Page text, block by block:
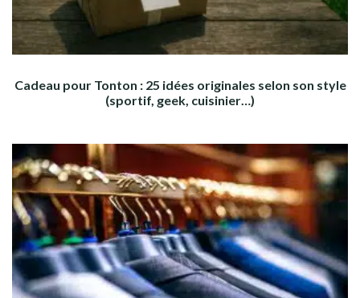
Cadeau pour Tonton : 25 idées originales selon son style
(sportif, geek, cuisinier…)